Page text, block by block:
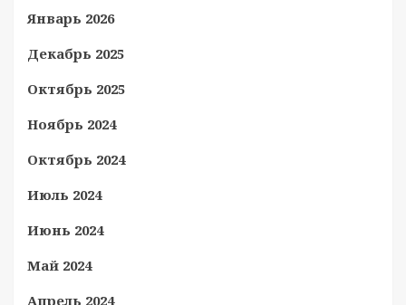
Январь 2026
Декабрь 2025
Октябрь 2025
Ноябрь 2024
Октябрь 2024
Июль 2024
Июнь 2024
Май 2024
Апрель 2024